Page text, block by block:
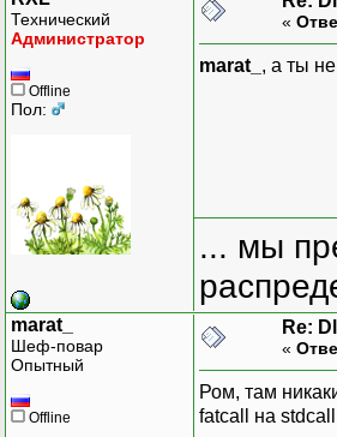
Технический
Администратор
Offline
Пол:
«
marat_ , а ты
... мы
marat_
Шеф-повар
Опытный
Offline
Re:
«
Ром, там
fatcall на